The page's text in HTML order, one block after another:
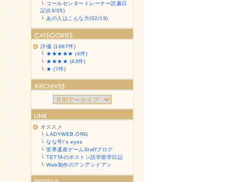
└ コールセンタートレーナー読書日
記(03/05)
└ あの人はこんな方(02/19)
評価 (1687件)
└ ★★★★★ (4件)
└ ★★★★ (43件)
└ ★ (7件)
オススメ
└LADYWEB.ORG
└なな号\'s eyes
└世界遺産ゲームStaffブログ
└TETTAのボストン語学留学日記
└Web制作のアンアンドアン